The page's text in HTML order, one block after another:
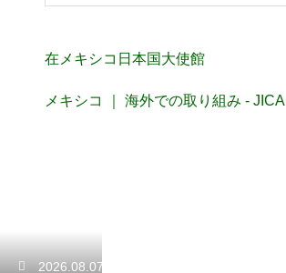
在メキシコ日本国大使館
メキシコ ｜ 海外での取り組み - JICA
2026.08.07